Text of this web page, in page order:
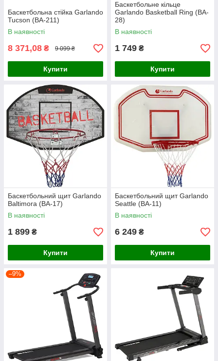
Баскетбольна стійка Garlando
Tucson (BA-211)
В наявності
8 371,08 ₴ 9 099 ₴
Купити
Баскетбольне кільце
Garlando Basketball Ring (BA-
28)
В наявності
1 749 ₴
Купити
Баскетбольний щит Garlando
Baltimora (BA-17)
В наявності
1 899 ₴
Купити
Баскетбольний щит Garlando
Seattle (BA-11)
В наявності
6 249 ₴
Купити
–9%